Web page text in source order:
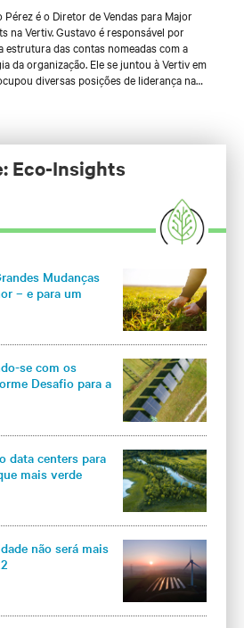
Pérez é o Diretor de Vendas para Major
na Vertiv. Gustavo é responsável por
estrutura das contas nomeadas com a
da organização. Ele se juntou à Vertiv em
diversas posições de liderança na
da América Latina). Gustavo é
em Engenharia Elétrica e Eletrônica pela
La Salle e possui também um MBA em
Eco-Insights
Mudanças
– e para um
se com os
Desafio para a
data centers para
mais verde
não será mais